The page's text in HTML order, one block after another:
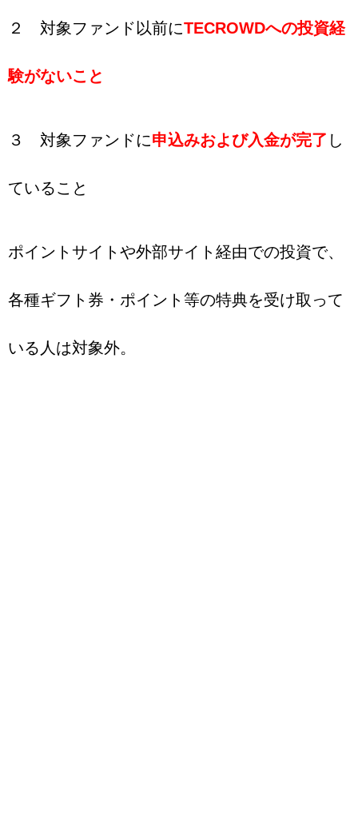
２ 対象ファンド以前にTECROWDへの投資経
験がないこと
３ 対象ファンドに申込みおよび入金が完了 し
ていること
ポイントサイトや外部サイト経由での投資で、
各種ギフト券・ポイント等の特典を受け取って
いる人は対象外。